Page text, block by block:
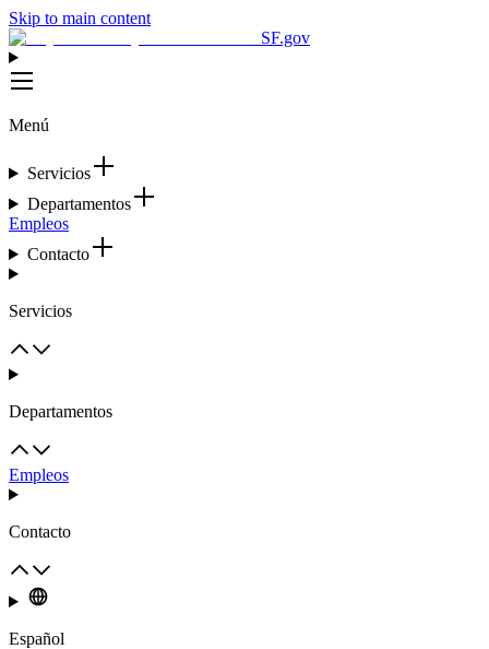
Skip to main content
SF.gov
Menú
Servicios
Departamentos
Empleos
Contacto
Servicios
Departamentos
Empleos
Contacto
Español